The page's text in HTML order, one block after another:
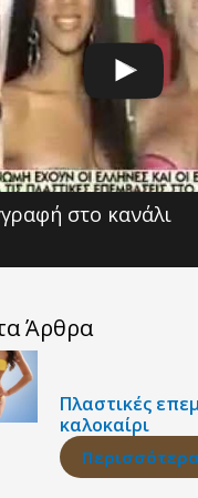
στο κανάλι
Άρθρα
Πλαστικές
καλοκαίρι